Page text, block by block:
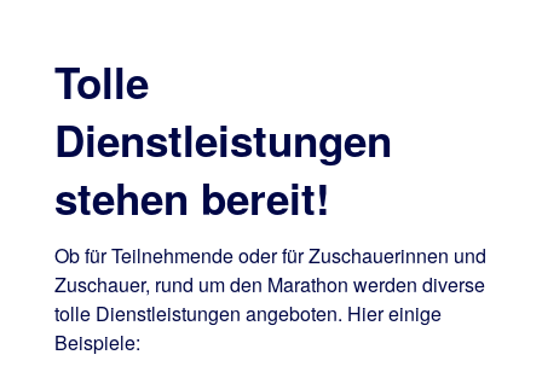
Tolle
Dienstleistungen
stehen bereit!
Ob für Teilnehmende oder für Zuschauerinnen und
Zuschauer, rund um den Marathon werden diverse
tolle Dienstleistungen angeboten. Hier einige
Beispiele: